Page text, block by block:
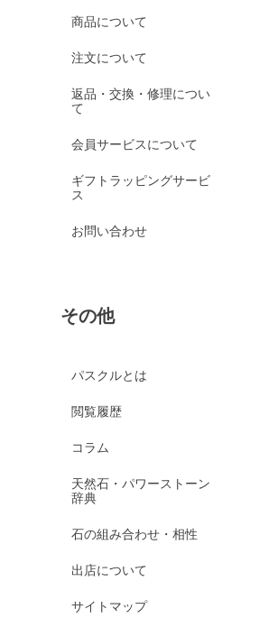
商品について
注文について
返品・交換・修理につい
て
会員サービスについて
ギフトラッピングサービ
ス
お問い合わせ
その他
パスクルとは
閲覧履歴
コラム
天然石・パワーストーン
辞典
石の組み合わせ・相性
出店について
サイトマップ